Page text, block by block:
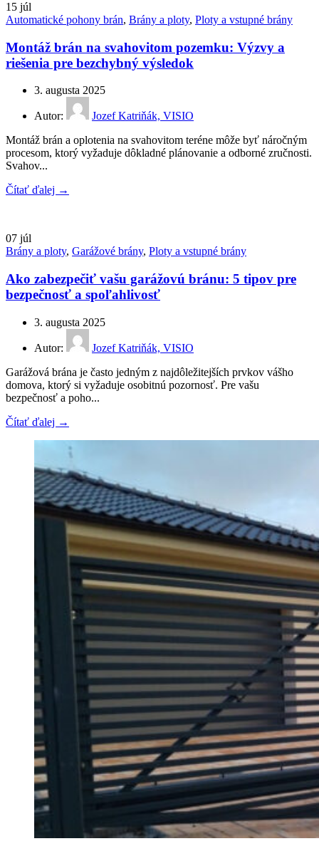
15 júl
Automatické pohony brán, Brány a ploty, Ploty a vstupné brány
Montáž brán na svahovitom pozemku: Výzvy a
riešenia pre bezchybný výsledok
3. augusta 2025
Autor:
Jozef Katriňák, VISIO
Montáž brán a oplotenia na svahovitom teréne môže byť náročným
procesom, ktorý vyžaduje dôkladné plánovanie a odborné zručnosti.
Svahov...
Čítať ďalej →
07 júl
Brány a ploty, Garážové brány, Ploty a vstupné brány
Ako zabezpečiť vašu garážovú bránu: 5 tipov pre
bezpečnosť a spoľahlivosť
3. augusta 2025
Autor:
Jozef Katriňák, VISIO
Garážová brána je často jedným z najdôležitejších prvkov vášho
domova, ktorý si vyžaduje osobitnú pozornosť. Pre vašu
bezpečnosť a poho...
Čítať ďalej →